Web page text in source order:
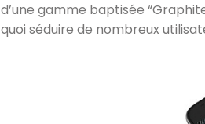
d’une gamme baptisée
quoi séduire de nombreux